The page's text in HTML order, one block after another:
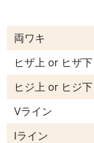
両ワキ
ヒザ上 or ヒザ下
ヒジ上 or ヒジ下
Vライン
Iライン